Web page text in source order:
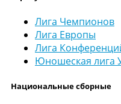
Лига Чемпионов
Лига Европы
Лига
Юношеская лига
Национальные сборные